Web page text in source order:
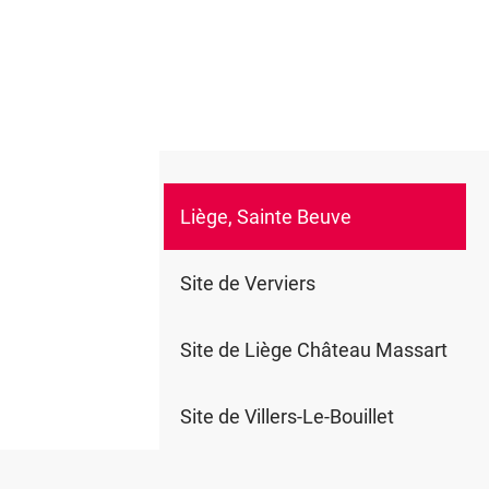
Liège, Sainte Beuve
Site de Verviers
Site de Liège Château Massart
Site de Villers-Le-Bouillet